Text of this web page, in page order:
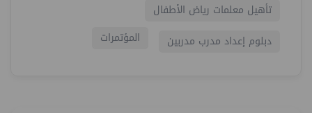
تأهيل معلمات رياض الأطفال
دبلوم إعداد مدرب مدربين
المؤتمرات